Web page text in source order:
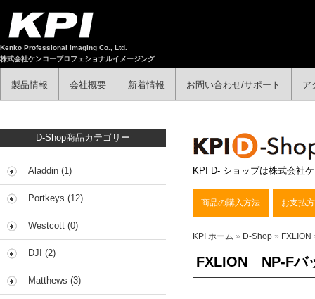
Kenko Professional Imaging Co., Ltd.
株式会社ケンコープロフェショナルイメージング
製品情報 会社概要 新着情報 お問い合わせ/サポート ア
KPI D- ショップは株式会社
商品の購入方法 お支払
KPI ホーム » D-Shop » FXLION
FXLION NP-Fバ
D-Shop商品カテゴリー
Aladdin (1)
Portkeys (12)
Westcott (0)
DJI (2)
Matthews (3)